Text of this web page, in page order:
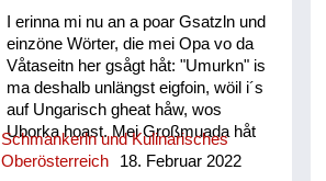
I erinna mi nu an a poar Gsatzln und
einzöne Wörter, die mei Opa vo da
Våtaseitn her gsågt håt: "Umurkn" is
ma deshalb unlängst eigfoin, wöil i´s
auf Ungarisch gheat håw, wos
Uborka hoast. Mei Großmuada håt
jewåis im Spätherbst den Andivi
Schmankerln und Kulinarisches
Oberösterreich
18. Februar 2022